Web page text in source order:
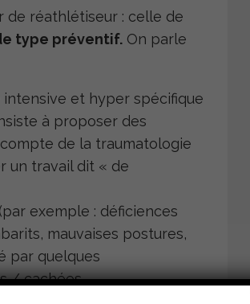
de réathlétiseur : celle de
type préventif.On parle
et hyper spécifique
à proposer des
de la traumatologie
un travail dit « de
exemple : déficiences
mauvaises postures,
par quelques
/ cachées.